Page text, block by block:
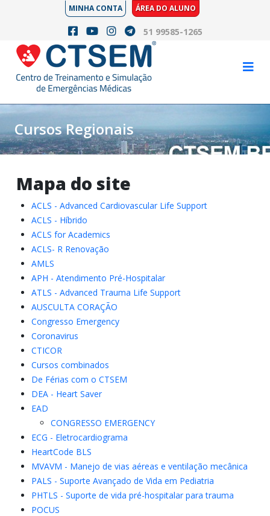
MINHA CONTA ÁREA DO ALUNO
51 99585-1265
Cursos Regionais
Mapa do site
ACLS - Advanced Cardiovascular Life Support
ACLS - Híbrido
ACLS for Academics
ACLS- R Renovação
AMLS
APH - Atendimento Pré-Hospitalar
ATLS - Advanced Trauma Life Support
AUSCULTA CORAÇÃO
Congresso Emergency
Coronavirus
CTICOR
Cursos combinados
De Férias com o CTSEM
DEA - Heart Saver
EAD
CONGRESSO EMERGENCY
ECG - Eletrocardiograma
HeartCode BLS
MVAVM - Manejo de vias aéreas e ventilação mecânica
PALS - Suporte Avançado de Vida em Pediatria
PHTLS - Suporte de vida pré-hospitalar para trauma
POCUS